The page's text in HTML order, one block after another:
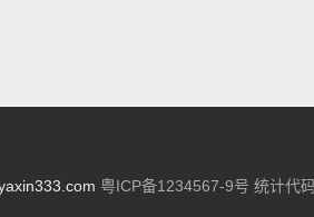
粤ICP备1234567-9号 统计代码